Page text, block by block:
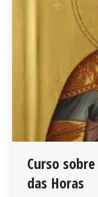
Curso
das Horas